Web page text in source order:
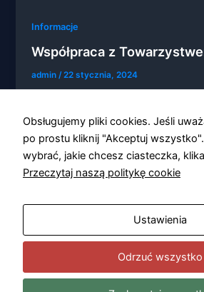
Informacje
Współpraca z
admin /22 stycznia, 2024
Towarzystwo Naukowe im. Wagów
współdziałanie mające na celu
historii miasta Kolna. We […]
Obsługujemy pliki cookies. Jeśli
po prostu kliknij "Akceptuj
wybrać, jakie chcesz ciasteczka,
Przeczytaj naszą politykę cookie
Ustawienia
Odrzuć wszystko
do
i